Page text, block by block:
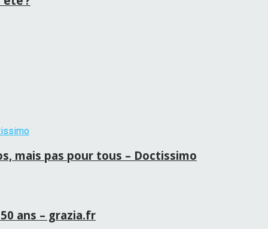
mais pas pour tous – Doctissimo
ans – grazia.fr